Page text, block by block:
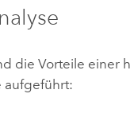
die Vorteile einer
aufgeführt: